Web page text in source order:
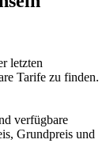
letzten
Tarife zu finden.
verfügbare
Grundpreis und